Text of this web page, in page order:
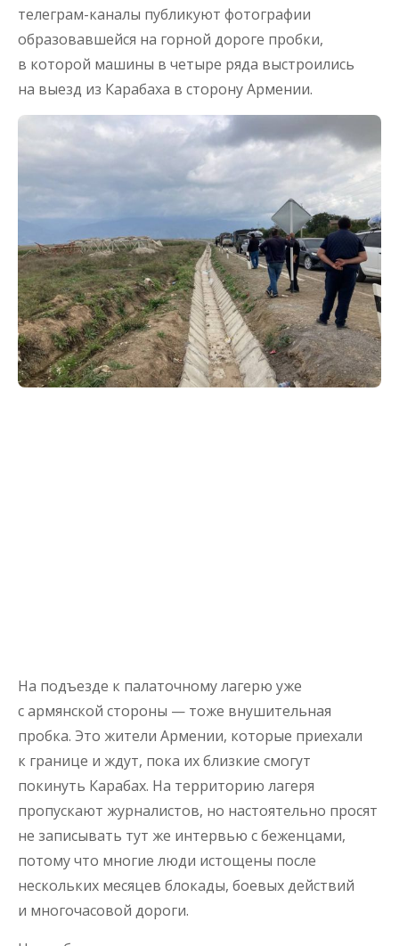
телеграм-каналы публикуют фотографии
образовавшейся на горной дороге пробки,
в которой машины в четыре ряда выстроились
на выезд из Карабаха в сторону Армении.
На подъезде к палаточному лагерю уже
с армянской стороны — тоже внушительная
пробка. Это жители Армении, которые приехали
к границе и ждут, пока их близкие смогут
покинуть Карабах. На территорию лагеря
пропускают журналистов, но настоятельно просят
не записывать тут же интервью с беженцами,
потому что многие люди истощены после
нескольких месяцев блокады, боевых действий
и многочасовой дороги.